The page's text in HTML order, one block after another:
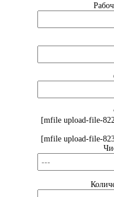
[mfile upload-file-
[mfile upload-file-